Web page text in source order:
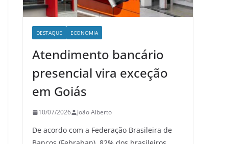
DESTAQUE ECONOMIA
Atendimento bancário
presencial vira exceção
em Goiás
10/07/2026 João Alberto
De acordo com a Federação Brasileira de